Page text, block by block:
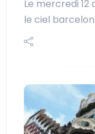
Le mercredi
le ciel